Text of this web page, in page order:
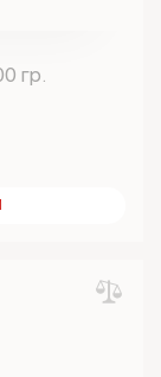
гр.